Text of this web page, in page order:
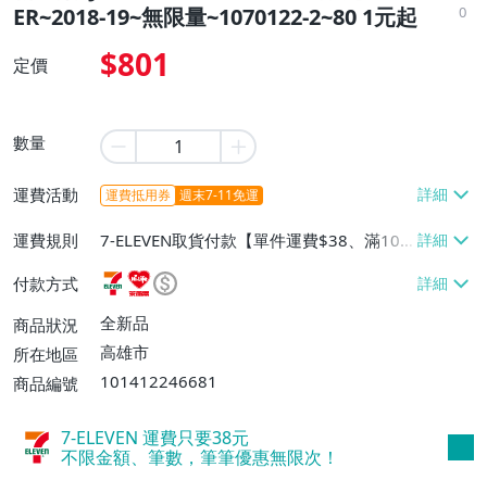
ER~2018-19~無限量~1070122-2~80 1元起
0
定價 $801
數量
運費活動 運費抵用券 週末7-11免運
運費規則
7-ELEVEN取貨付款【單件運費$38、滿100
件或消費滿$1000000免運費】、7-ELEVEN
取貨不付款【單件運費$38】、萊爾富取貨
付款【單件運費$60、滿50件或消費滿$30
0000免運費】、郵局掛號【單件運費$50、
付款方式
商品狀況
全新品
所在地區
高雄市
商品編號
101412246681
7-ELEVEN 運費只要38元
不限金額、筆數，筆筆優惠無限次！